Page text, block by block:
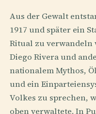
Aus der Gewalt
1917 und später ein
Ritual zu verwandeln
Diego Rivera und
nationalem Mythos,
und ein
Volkes zu sprechen,
oben verwaltete. In